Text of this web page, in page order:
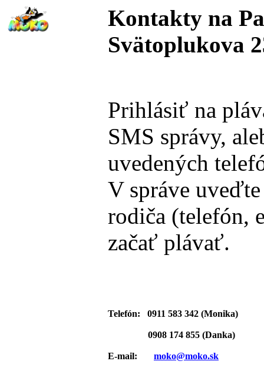
Kontakty na
Svätoplukova
Prihlásiť na
SMS správy,
uvedených
V správe
rodiča (telefón,
začať plávať.
Telefón: 0911 583 342 (Monika)
0908 174 855 (Danka)
E-mail: moko@moko.sk